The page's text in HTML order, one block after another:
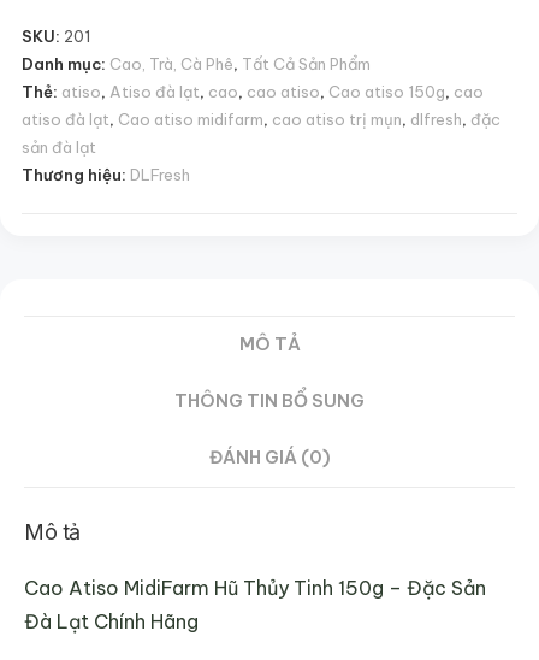
150g
–
Cao
Atiso
Đà
Lạt
SKU: 201
Danh mục: Cao, Trà, Cà Phê, Tất Cả Sản Phẩm
Thẻ: atiso, Atiso đà lạt, cao, cao atiso, Cao atiso 150g, cao
atiso đà lạt, Cao atiso midifarm, cao atiso trị mụn, dlfresh, đặc
sản đà lạt
Thương hiệu: DLFresh
MÔ TẢ
THÔNG TIN BỔ SUNG
ĐÁNH GIÁ (0)
Mô tả
Cao Atiso MidiFarm Hũ Thủy Tinh 150g – Đặc Sản
Đà Lạt Chính Hãng